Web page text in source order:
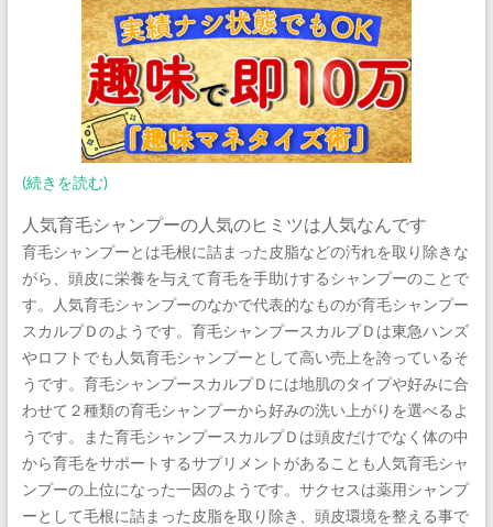
(続きを読む)
人気育毛シャンプーの人気のヒミツは人気なんです
育毛シャンプーとは毛根に詰まった皮脂などの汚れを取り除きな
がら、頭皮に栄養を与えて育毛を手助けするシャンプーのことで
す。人気育毛シャンプーのなかで代表的なものが育毛シャンプー
スカルプＤのようです。育毛シャンプースカルプＤは東急ハンズ
やロフトでも人気育毛シャンプーとして高い売上を誇っているそ
うです。育毛シャンプースカルプＤには地肌のタイプや好みに合
わせて２種類の育毛シャンプーから好みの洗い上がりを選べるよ
うです。また育毛シャンプースカルプＤは頭皮だけでなく体の中
から育毛をサポートするサプリメントがあることも人気育毛シャ
ンプーの上位になった一因のようです。サクセスは薬用シャンプ
ーとして毛根に詰まった皮脂を取り除き、頭皮環境を整える事で